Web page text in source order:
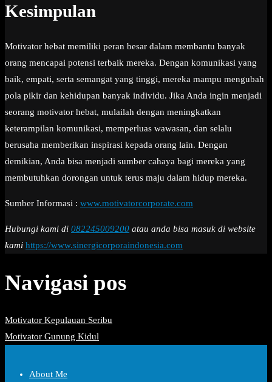
Kesimpulan
Motivator hebat memiliki peran besar dalam membantu banyak
orang mencapai potensi terbaik mereka. Dengan komunikasi yang
baik, empati, serta semangat yang tinggi, mereka mampu mengubah
pola pikir dan kehidupan banyak individu. Jika Anda ingin menjadi
seorang motivator hebat, mulailah dengan meningkatkan
keterampilan komunikasi, memperluas wawasan, dan selalu
berusaha memberikan inspirasi kepada orang lain. Dengan
demikian, Anda bisa menjadi sumber cahaya bagi mereka yang
membutuhkan dorongan untuk terus maju dalam hidup mereka.
Sumber Informasi : www.motivatorcorporate.com
Hubungi kami di 082245009200 atau anda bisa masuk di website
kami https://www.sinergicorporaindonesia.com
Navigasi pos
Motivator Kepulauan Seribu
Motivator Gunung Kidul
About Me